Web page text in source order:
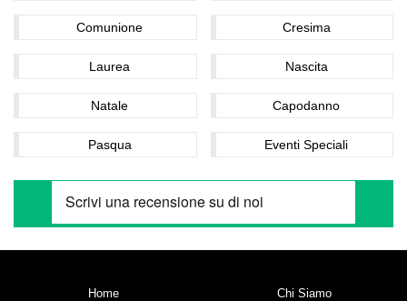
Comunione Cresima
Laurea Nascita
Natale Capodanno
Pasqua Eventi Speciali
Home
Chi Siamo